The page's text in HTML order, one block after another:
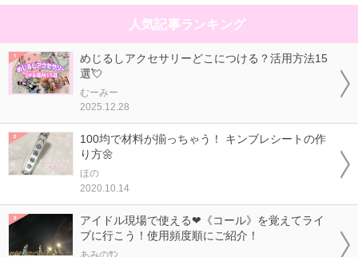
人気記事ランキング
めじるしアクセサリーどこにつける？活用方法15
選💘
むーみー
2025.12.28
100均で材料が揃っちゃう！ キンブレシートの作
り方🌼
ほの
2020.10.14
アイドル現場で使える❤《コール》を覚えてライ
ブに行こう！使用頻度順にご紹介！
あみのｻﾝ